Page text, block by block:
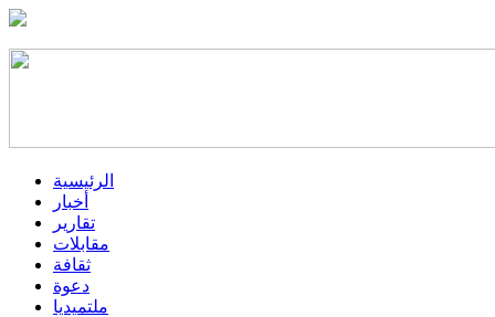
الرئيسية
أخبار
تقارير
مقابلات
ثقافة
دعوة
ملتميديا